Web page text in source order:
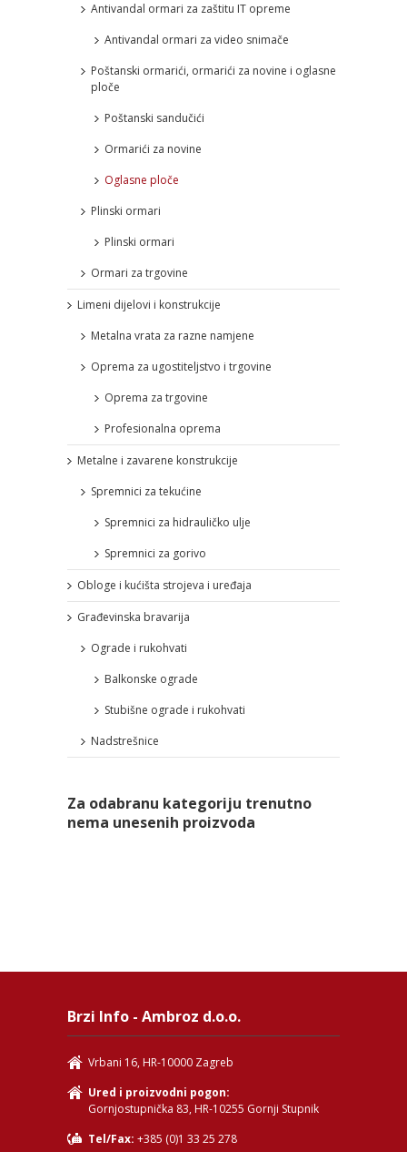
Antivandal ormari za zaštitu IT opreme
Antivandal ormari za video snimače
Poštanski ormarići, ormarići za novine i oglasne
ploče
Poštanski sandučići
Ormarići za novine
Oglasne ploče
Plinski ormari
Plinski ormari
Ormari za trgovine
Limeni dijelovi i konstrukcije
Metalna vrata za razne namjene
Oprema za ugostiteljstvo i trgovine
Oprema za trgovine
Profesionalna oprema
Metalne i zavarene konstrukcije
Spremnici za tekućine
Spremnici za hidrauličko ulje
Spremnici za gorivo
Obloge i kućišta strojeva i uređaja
Građevinska bravarija
Ograde i rukohvati
Balkonske ograde
Stubišne ograde i rukohvati
Nadstrešnice
Za odabranu kategoriju trenutno
nema unesenih proizvoda
Brzi Info - Ambroz d.o.o.
Vrbani 16, HR-10000 Zagreb
Ured i proizvodni pogon:
Gornjostupnička 83, HR-10255 Gornji Stupnik
Tel/Fax: +385 (0)1 33 25 278